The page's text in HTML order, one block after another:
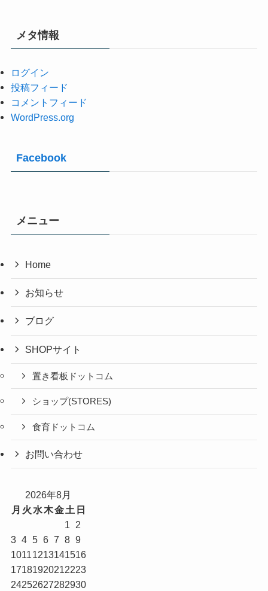
メタ情報
ログイン
投稿フィード
コメントフィード
WordPress.org
Facebook
メニュー
Home
お知らせ
ブログ
SHOPサイト
置き看板ドットコム
ショップ(STORES)
食育ドットコム
お問い合わせ
2026年8月
月 火 水木金土 日
1
2
3 4 5 6 7 8 9
10111213141516
17181920212223
24252627282930